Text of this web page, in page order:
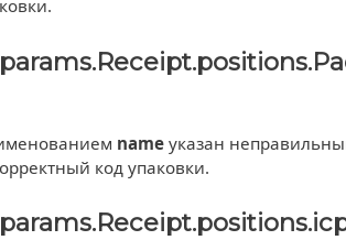
name указан
код упаковки.